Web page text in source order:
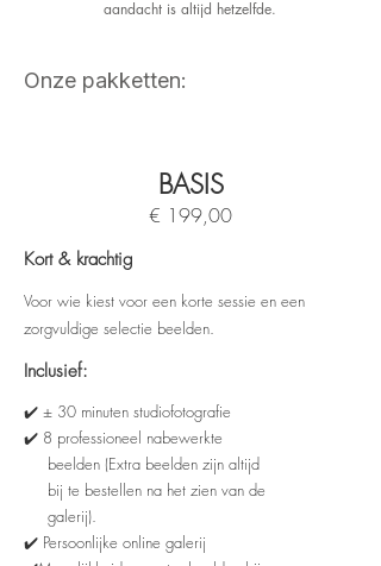
aandacht is altijd hetzelfde.
Onze pakketten:
BASIS
€ 199,00
Kort & krachtig
Voor wie kiest voor een korte sessie en een
zorgvuldige selectie beelden.
Inclusief:
✔️ ± 30 minuten studiofotografie
✔️ 8 professioneel nabewerkte
beelden (Extra beelden zijn altijd
bij te bestellen na het zien van de
galerij).
✔️ Persoonlijke online galerij